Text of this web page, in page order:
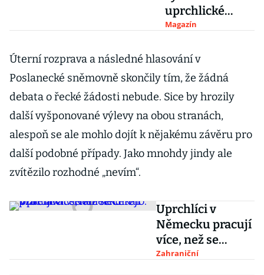
uprchlické
krize tři roky
uvízly stovky
migrantů
Magazín
Úterní rozprava a následné hlasování v
Poslanecké sněmovně skončily tím, že žádná
debata o řecké žádosti nebude. Sice by hrozily
další vyšponované výlevy na obou stranách,
alespoň se ale mohlo dojít k nějakému závěru pro
další podobné případy. Jako mnohdy jindy ale
zvítězilo rozhodné „nevím“.
Uprchlíci v
Německu pracují
více, než se
čekalo. Vzdělávat
Zahraniční